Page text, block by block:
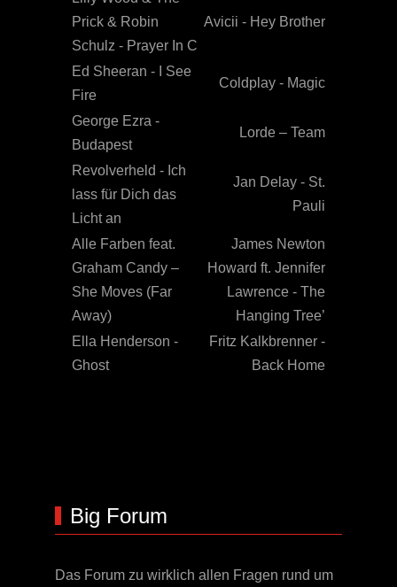
Prick & Robin
Schulz - Prayer In C
Avicii - Hey Brother
Ed Sheeran - I See
Fire
Coldplay - Magic
George Ezra -
Budapest
Lorde – Team
Revolverheld - Ich
lass für Dich das
Licht an
Jan Delay - St.
Pauli
Alle Farben feat.
Graham Candy –
She Moves (Far
Away)
James Newton
Howard ft. Jennifer
Lawrence - The
Hanging Tree’
Ella Henderson -
Ghost
Fritz Kalkbrenner -
Back Home
Big Forum
Das Forum zu wirklich allen Fragen rund um